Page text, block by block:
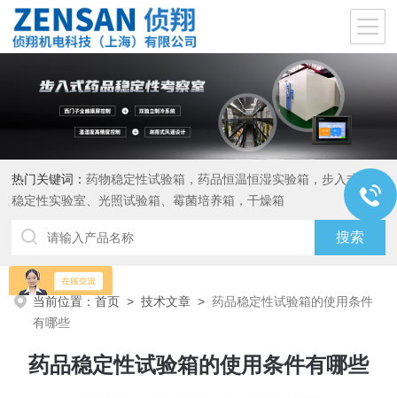
热门关键词：药物稳定性试验箱，药品恒温恒湿实验箱，步入式药品
稳定性实验室、光照试验箱、霉菌培养箱，干燥箱
当前位置：首页 >技术文章 >药品稳定性试验箱的使用条件
有哪些
药品稳定性试验箱的使用条件有哪些